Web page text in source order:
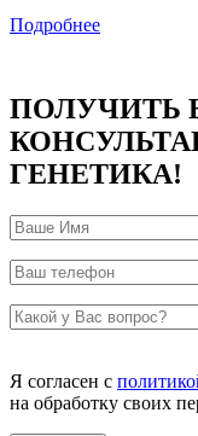
Подробнее
ПОЛУЧИТЬ
ГЕНЕТИКА!
Я согласен с
на обработку своих